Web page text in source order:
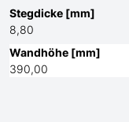
Stegdicke [mm]
8,80
Wandhöhe [mm]
390,00